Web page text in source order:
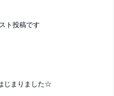
ト投稿です
じまりました☆